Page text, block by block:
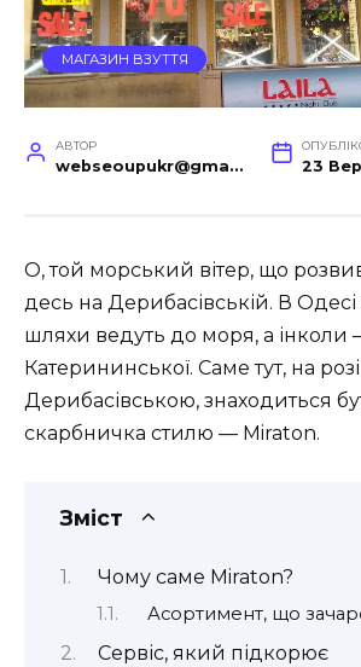
МАГАЗИН ВЗУТТЯ
АВТОР
webseoupukr@gmail.com 23
О, той морський вітер, що
десь на Дерибасівській. В Одесі
шляхи ведуть до моря, а інколи
Катерининської. Саме тут, на розі
Дерибасівською, знаходиться
скарбничка стилю — Miraton.
Зміст
Чому саме Miraton?
Асортимент, що
Сервіс, який підкорює